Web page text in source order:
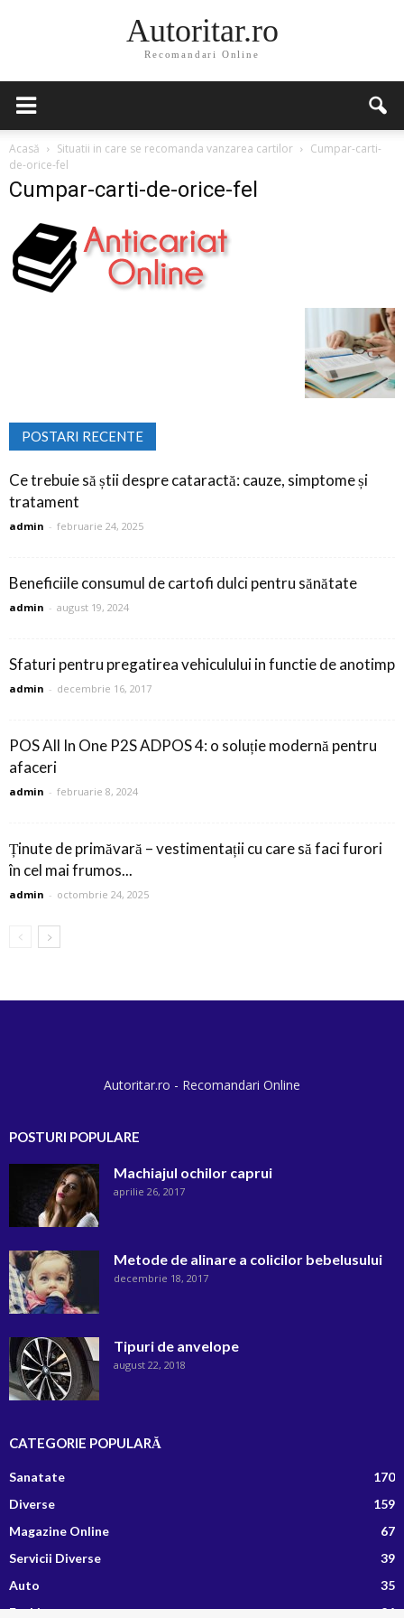
Autoritar.ro
Recomandari Online
Acasă Situatii in care se recomanda vanzarea cartilor
Cumpar-carti-
de-orice-fel
Cumpar-carti-de-orice-fel
POSTARI RECENTE
Ce trebuie să știi despre cataractă: cauze, simptome și
tratament
admin - februarie 24, 2025
Beneficiile consumul de cartofi dulci pentru sănătate
admin - august 19, 2024
Sfaturi pentru pregatirea vehiculului in functie de anotimp
admin - decembrie 16, 2017
POS All In One P2S ADPOS 4: o soluție modernă pentru
afaceri
admin - februarie 8, 2024
Ținute de primăvară – vestimentații cu care să faci furori
în cel mai frumos...
admin - octombrie 24, 2025
Autoritar.ro - Recomandari Online
POSTURI POPULARE
Machiajul ochilor caprui
aprilie 26, 2017
Metode de alinare a colicilor bebelusului
decembrie 18, 2017
Tipuri de anvelope
august 22, 2018
CATEGORIE POPULARĂ
Sanatate
170
Diverse
159
Magazine Online
67
Servicii Diverse
39
Auto
35
Fashion
26